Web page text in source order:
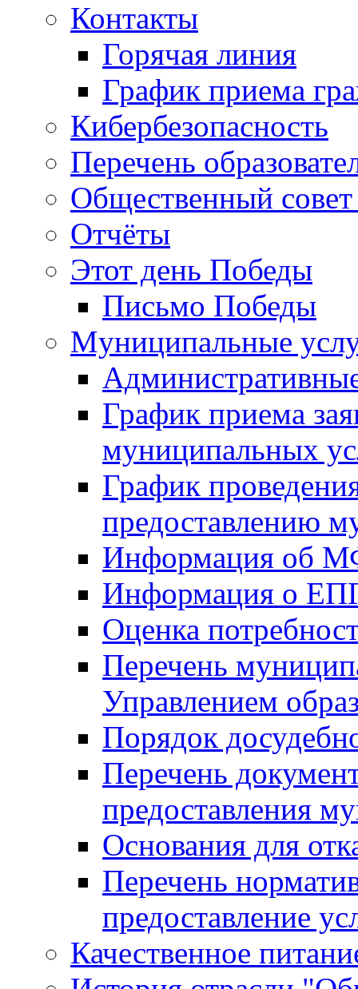
Контакты
Горячая линия
График приема
Кибербезопасность
Перечень
Общественный
Отчёты
Этот день Победы
Письмо Победы
Mуниципальные
График приема
муниципальных
График
предоставлению
Информация об
Информация о
Оценка
Перечень
Управлением
Порядок
Перечень
предоставления
Основания для
Перечень
предоставление
Качественное